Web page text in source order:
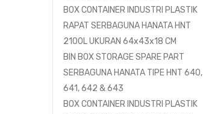
BOX CONTAINER INDUSTRI PLASTIK
RAPAT SERBAGUNA HANATA HNT
2100L UKURAN 64x43x18 CM
BIN BOX STORAGE SPARE PART
SERBAGUNA HANATA TIPE HNT 640,
641, 642 & 643
BOX CONTAINER INDUSTRI PLASTIK